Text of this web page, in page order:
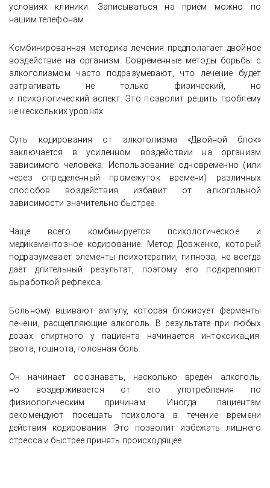
условиях клиники. Записываться на приём можно по
нашим телефонам.
Комбинированная методика лечения предполагает двойное
воздействие на организм. Современные методы борьбы с
алкоголизмом часто подразумевают, что лечение будет
затрагивать не только физический, но
и психологический аспект. Это позволит решить проблему
не нескольких уровнях.
Суть кодирования от алкоголизма «Двойной блок»
заключается в усиленном воздействии на организм
зависимого человека. Использование одновременно (или
через определённый промежуток времени) различных
способов воздействия избавит от алкогольной
зависимости значительно быстрее.
Чаще всего комбинируется психологическое и
медикаментозное кодирование. Метод Довженко, который
подразумевает элементы психотерапии, гипноза, не всегда
даёт длительный результат, поэтому его подкрепляют
выработкой рефлекса.
Больному вшивают ампулу, которая блокирует ферменты
печени, расщепляющие алкоголь. В результате при любых
дозах спиртного у пациента начинается интоксикация:
рвота, тошнота, головная боль.
Он начинает осознавать, насколько вреден алкоголь,
но воздерживается от его употребления по
физиологическим причинам. Иногда пациентам
рекомендуют посещать психолога в течение времени
действия кодирования. Это позволит избежать лишнего
стресса и быстрее принять происходящее.